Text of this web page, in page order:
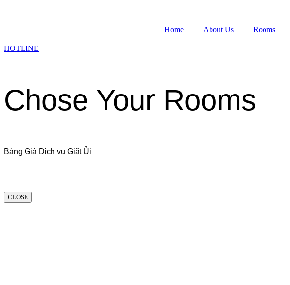
Home About Us Rooms
HOTLINE
Chose Your Rooms
Bảng Giá Dịch vụ Giặt Ủi
CLOSE